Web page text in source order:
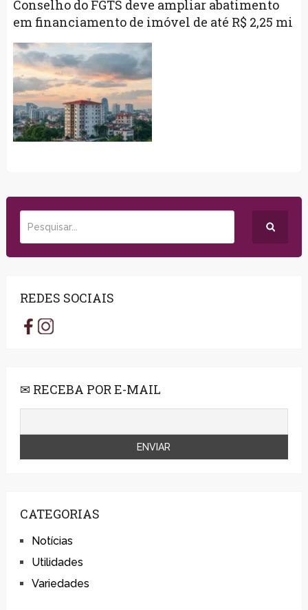
Conselho do FGTS deve ampliar abatimento
em financiamento de imóvel de até R$ 2,25 mi
REDES SOCIAIS
✉ RECEBA POR E-MAIL
CATEGORIAS
Notícias
Utilidades
Variedades